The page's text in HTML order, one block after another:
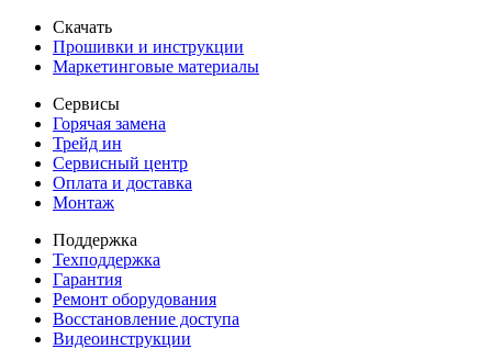
Скачать
Прошивки и инструкции
Маркетинговые материалы
Сервисы
Горячая замена
Трейд ин
Сервисный центр
Оплата и доставка
Монтаж
Поддержка
Техподдержка
Гарантия
Ремонт оборудования
Восстановление доступа
Видеоинструкции